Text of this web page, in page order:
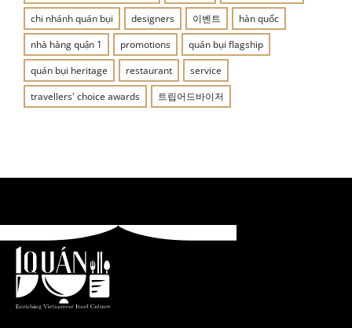
chi nhánh quán bụi
designers 이벤트
hàn quốc
nhà hàng quận 1
promotions
quán bụi flagship
quán bụi heritage
restaurant
service
travellers' choice awards
트립어드바이저